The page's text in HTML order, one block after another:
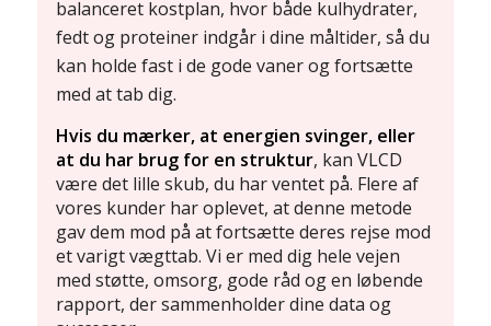
balanceret kostplan, hvor både kulhydrater,
fedt og proteiner indgår i dine måltider, så du
kan holde fast i de gode vaner og fortsætte
med at tab dig.
Hvis du mærker, at energien svinger, eller
at du har brug for en struktur, kan VLCD
være det lille skub, du har ventet på. Flere af
vores kunder har oplevet, at denne metode
gav dem mod på at fortsætte deres rejse mod
et varigt vægttab. Vi er med dig hele vejen
med støtte, omsorg, gode råd og en løbende
rapport, der sammenholder dine data og